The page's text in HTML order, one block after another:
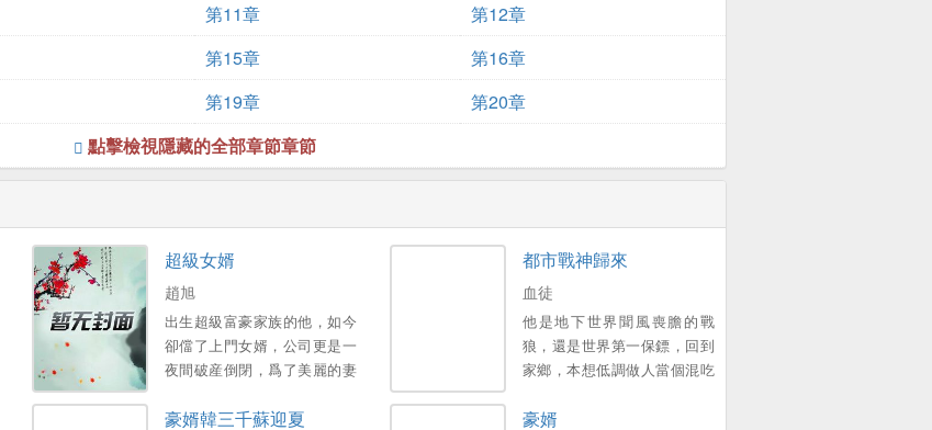
第11章
第12章
第15章
第16章
第19章
第20章
點擊檢視隱藏的全部章節章節
超級女婿
趙旭
出生超級富豪家族的他，如今
卻儅了上門女婿，公司更是一
夜間破産倒閉，爲了美麗的妻
衹能繼承家族千億財産…。
都市戰神歸來
血徒
他是地下世界聞風喪膽的戰
狼，還是世界第一保鏢，回到
家鄉，本想低調做人當個混吃
經一次意外的邂逅，讓公司的
豪婿韓三千蘇迎夏 豪婿